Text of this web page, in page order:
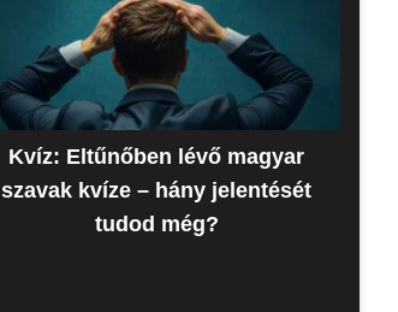
Kvíz: Eltűnőben lévő magyar
szavak kvíze – hány jelentését
tudod még?